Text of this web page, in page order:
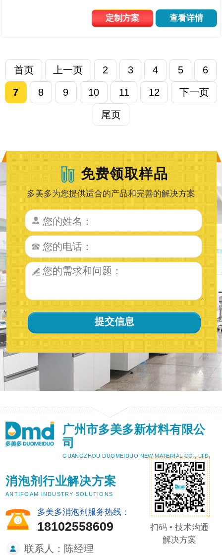
如汽车的清洗，某些原料的清洗以及金属工业加工件、机
器的清洗等等。由于为了使清洗的效果更好，往往会使用
定制方案 查看详情
首页 上一页 2 3 4 5 6
7 8 9 10 11 12 下一页
尾页
免费领取样品
多美多为您提供适合的产品和完善的解决方案
广州市多美多新材料有限公
司
GUANGZHOU DUOMEIDUO NEW MATERIAL CO., LTD.
消泡剂行业解决方案
ANTIFOAM INDUSTRY SOLUTIONS
多美多消泡剂服务热线：
18102558609
联系人：陈经理
扫码 • 技术沟通
解决方案